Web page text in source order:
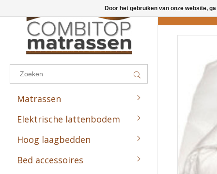
Results found(0)
BEKIJK ALLE RESULTATEN
GA TERUG
Matrassen
Combitop Sport Line
Combitop Preventie Line
Combitop Comfort Line
Elektrische lattenbodem
Hoog laagbedden
Bed accessoires
Door het gebruiken van onze website,